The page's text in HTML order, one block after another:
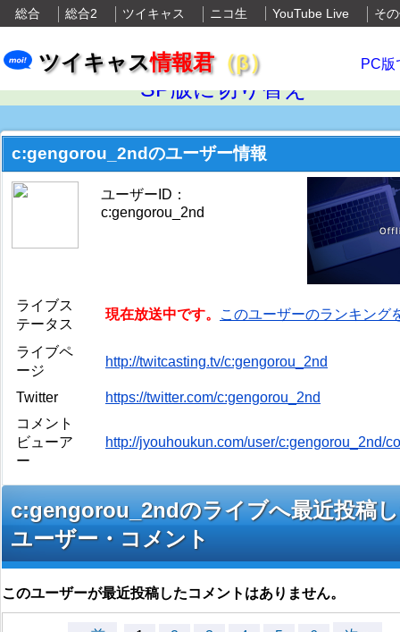
総合 総合2 ツイキャス ニコ生 YouTube Live そ
ツイキャス情報君（β） PC版
SP版に切り替え
c:gengorou_2ndのユーザー情報
ユーザーID：
c:gengorou_2nd
ライブス
テータス
現在放送中です。 このユーザーのランキング
ライブペ
ージ
http://twitcasting.tv/c:gengorou_2nd
Twitter
https://twitter.com/c:gengorou_2nd
コメント
ビューア
ー
http://jyouhoukun.com/user/c:gengorou_2nd/
c:gengorou_2ndのライブへ最近投稿
ユーザー・コメント
このユーザーが最近投稿したコメントはありません。